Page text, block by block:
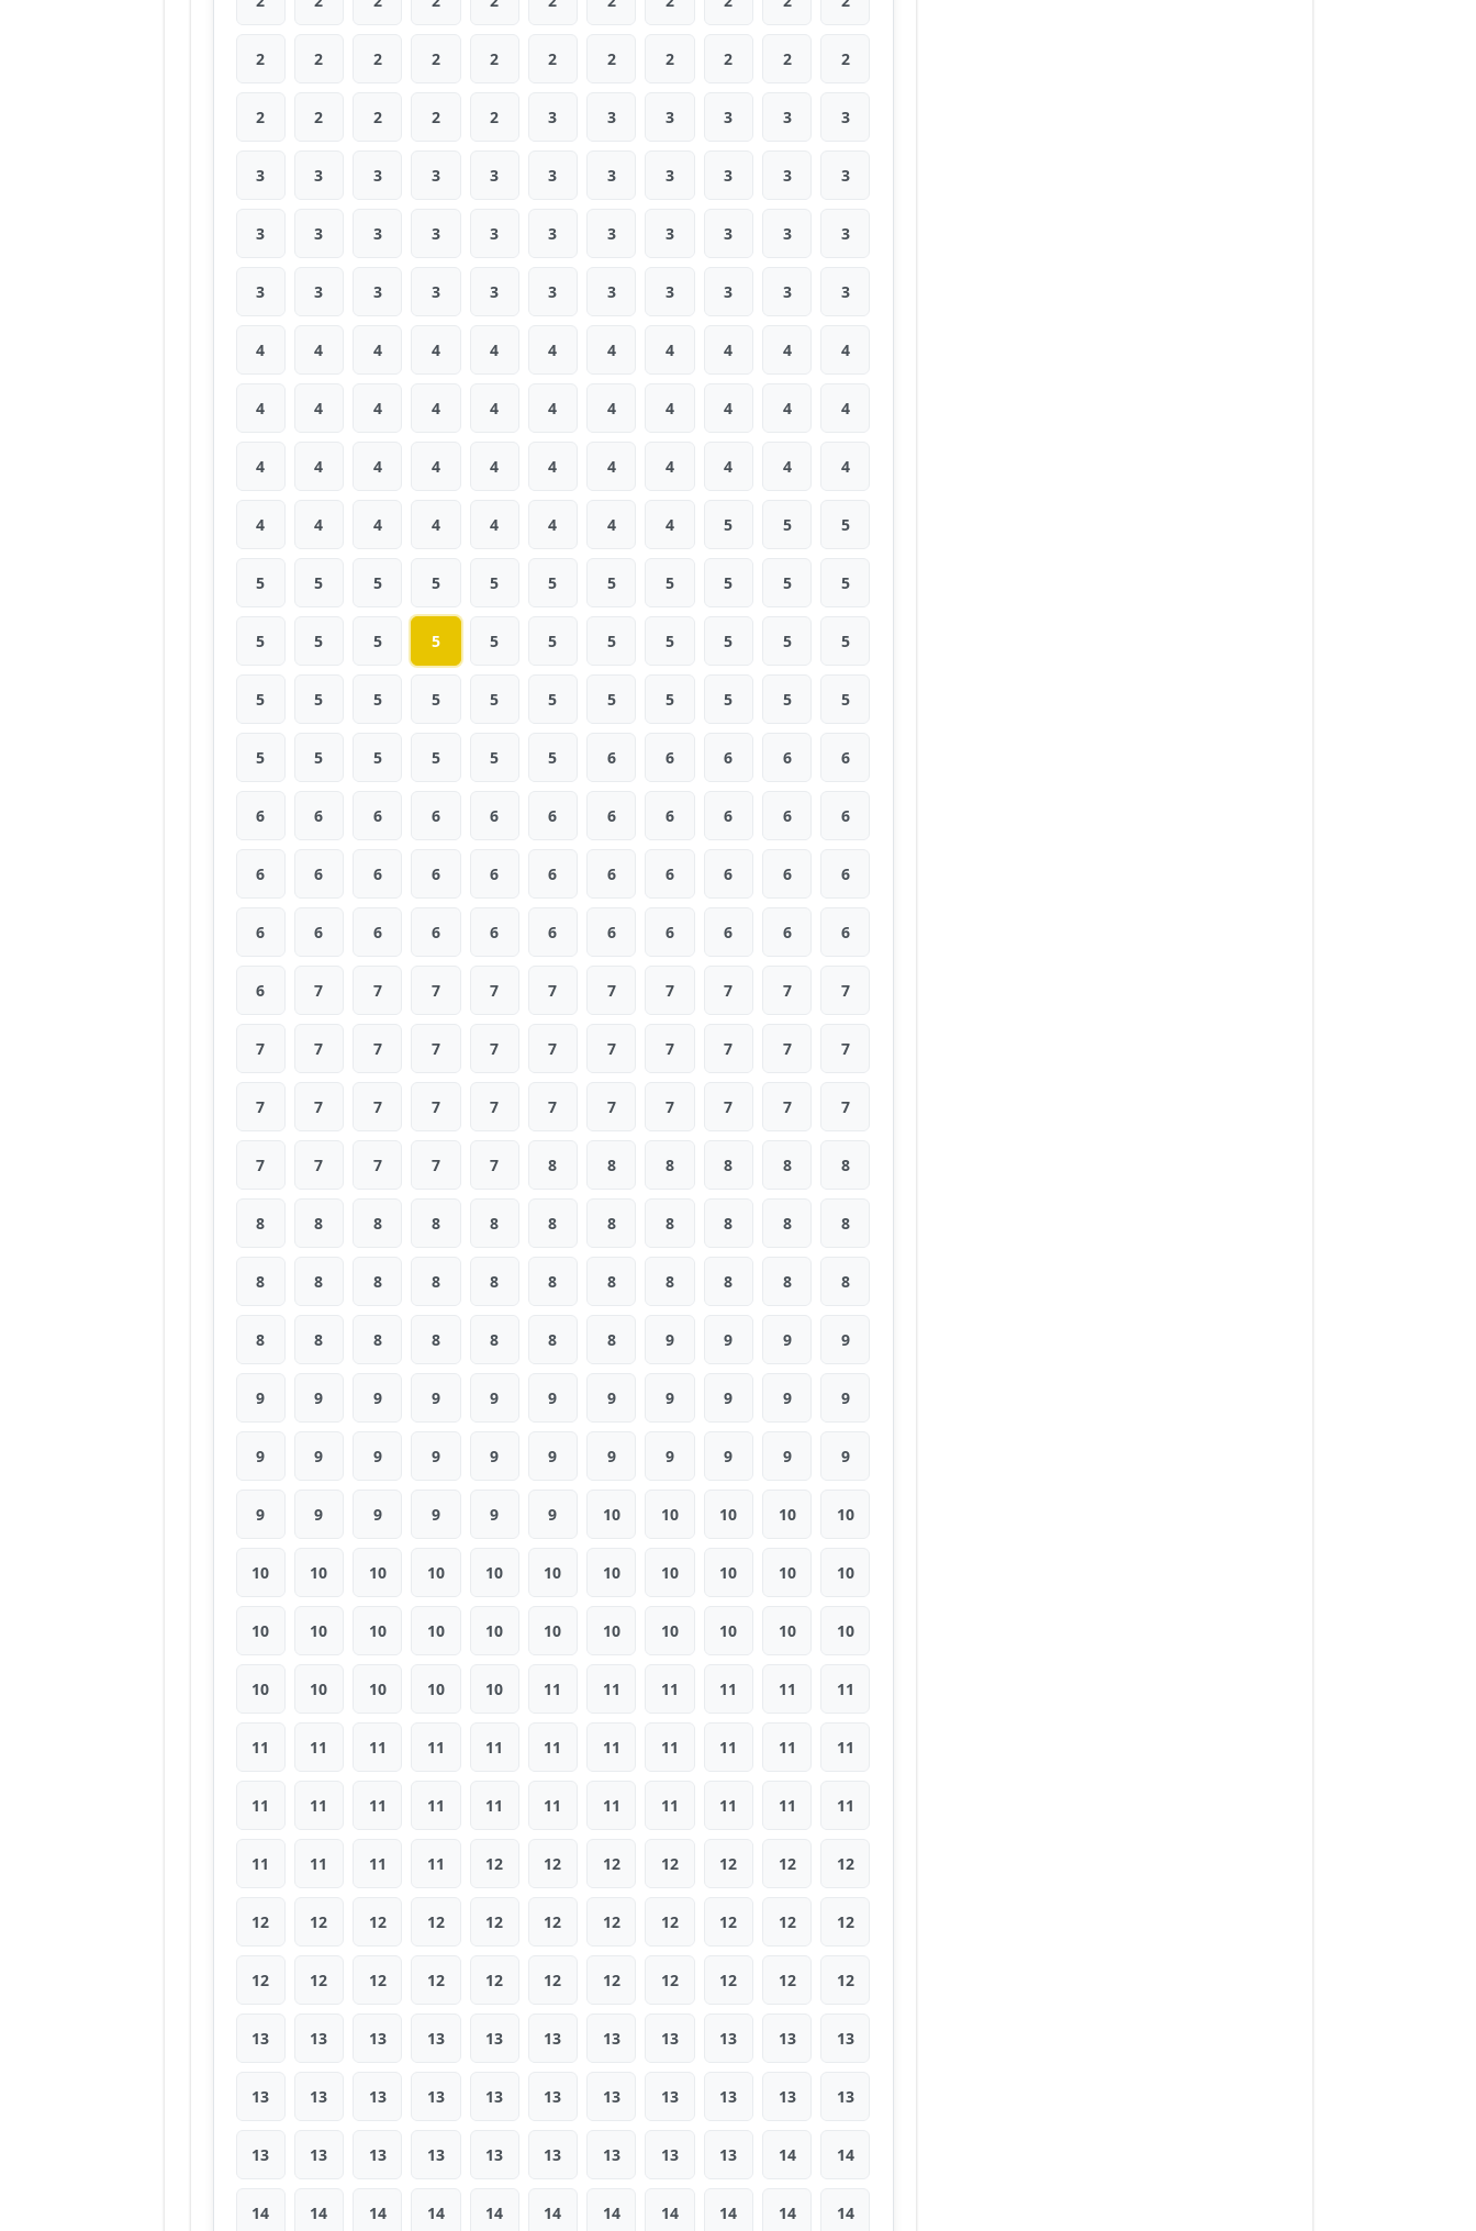
2 2 2 2 2 2 2 2 2 2 2
2 2 2 2 2 3 3 3 3 3 3
3 3 3 3 3 3 3 3 3 3 3
3 3 3 3 3 3 3 3 3 3 3
3 3 3 3 3 3 3 3 3 3 3
4 4 4 4 4 4 4 4 4 4 4
4 4 4 4 4 4 4 4 4 4 4
4 4 4 4 4 4 4 4 4 4 4
4 4 4 4 4 4 4 4 5 5 5
5 5 5 5 5 5 5 5 5 5 5
5 5 5 5 5 5 5 5 5 5 5
5 5 5 5 5 5 5 5 5 5 5
5 5 5 5 5 5 6 6 6 6 6
6 6 6 6 6 6 6 6 6 6 6
6 6 6 6 6 6 6 6 6 6 6
6 6 6 6 6 6 6 6 6 6 6
6 7 7 7 7 7 7 7 7 7 7
7 7 7 7 7 7 7 7 7 7 7
7 7 7 7 7 7 7 7 7 7 7
7 7 7 7 7 8 8 8 8 8 8
8 8 8 8 8 8 8 8 8 8 8
8 8 8 8 8 8 8 8 8 8 8
8 8 8 8 8 8 8 9 9 9 9
9 9 9 9 9 9 9 9 9 9 9
9 9 9 9 9 9 9 9 9 9 9
9 9 9 9 9 9 10 10 10 10 10
10 10 10 10 10 10 10 10 10 10 10
10 10 10 10 10 10 10 10 10 10 10
10 10 10 10 10 11 11 11 11 11 11
11 11 11 11 11 11 11 11 11 11 11
11 11 11 11 11 11 11 11 11 11 11
11 11 11 11 12 12 12 12 12 12 12
12 12 12 12 12 12 12 12 12 12 12
12 12 12 12 12 12 12 12 12 12 12
13 13 13 13 13 13 13 13 13 13 13
13 13 13 13 13 13 13 13 13 13 13
13 13 13 13 13 13 13 13 13 14 14
14 14 14 14 14 14 14 14 14 14 14